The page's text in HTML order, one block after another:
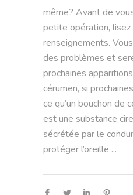
même? Avant de
petite opération,
renseignements.
des problèmes et
prochaines
cérumen, si
ce qu’un bouchon de
est une substance
sécrétée par le
protéger l’oreille